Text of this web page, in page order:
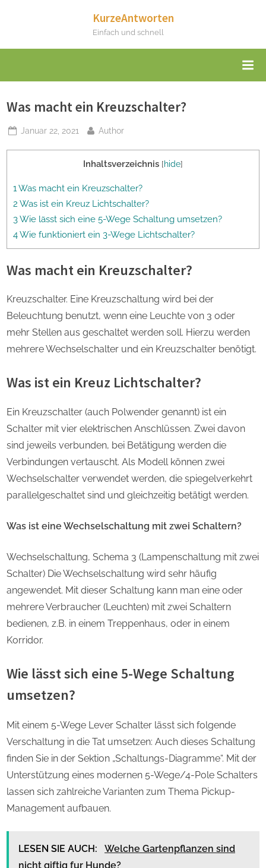
KurzeAntworten
Einfach und schnell
Was macht ein Kreuzschalter?
Posted
Januar 22, 2021 By
Author
Inhaltsverzeichnis [hide]
1 Was macht ein Kreuzschalter?
2 Was ist ein Kreuz Lichtschalter?
3 Wie lässt sich eine 5-Wege Schaltung umsetzen?
4 Wie funktioniert ein 3-Wege Lichtschalter?
Was macht ein Kreuzschalter?
Kreuzschalter. Eine Kreuzschaltung wird bei der
Beleuchtung benutzt, wenn eine Leuchte von 3 oder
mehr Stellen aus geschaltet werden soll. Hierzu werden
mehrere Wechselschalter und ein Kreuzschalter benötigt.
Was ist ein Kreuz Lichtschalter?
Ein Kreuzschalter (auch Polwender genannt) ist ein
Schalter mit vier elektrischen Anschlüssen. Zwei davon
sind jeweils verbunden, bei Betätigung werden die
Verbindungen vertauscht. Als Modell können zwei
Wechselschalter verwendet werden, die spiegelverkehrt
parallelgeschaltet sind und gleichzeitig betätigt werden.
Was ist eine Wechselschaltung mit zwei Schaltern?
Wechselschaltung, Schema 3 (Lampenschaltung mit zwei
Schalter) Die Wechselschaltung wird sehr häufig
angewendet. Mit dieser Schaltung kann man eine oder
mehrere Verbraucher (Leuchten) mit zwei Schaltern
bedienen, z.B. in einem Treppenhaus, oder in einem
Korridor.
Wie lässt sich eine 5-Wege Schaltung
umsetzen?
Mit einem 5-Wege Lever Schalter lässt sich folgende
Verschaltung in die Tat umsetzen: Auch dieses Schaltung
finden Sie in der Sektion „Schaltungs-Diagramme“. Mit der
Unterstützung eines modernen 5-Wege/4-Pole Schalters
lassen sich zahlreiche Varianten zum Thema Pickup-
Management aufbauen.
LESEN SIE AUCH:
Welche Gartenpflanzen sind
nicht giftig fur Hunde?